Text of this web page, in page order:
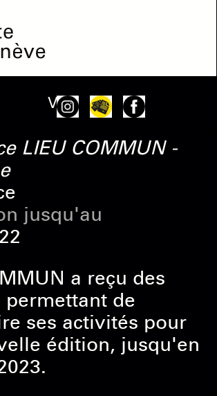
Voir
LIEU COMMUN -
jusqu'au
a reçu des
de
ses activités pour
édition, jusqu'en